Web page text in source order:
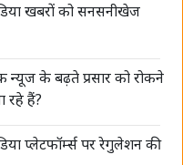
की पुनर्नियुक्ति पर
खबरों को सनसनीखेज
के बढ़ते प्रसार को रोकने
रहे हैं?
प्लेटफॉर्म्स पर रेगुलेशन की